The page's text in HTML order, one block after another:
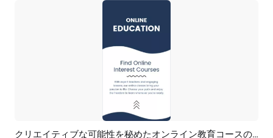
クリエイティブな可能性を秘めたオンライン教育コースのプロモーション